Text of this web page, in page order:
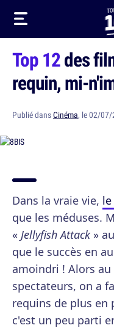
Top 12des
requin, mi-
Publié dansCinéma, le 02/
Dans la vraie vie,
que les méduses.
« Jellyfish Attack »
que le succès en
amoindri ! Alors
spectateurs, on a
requins de plus en
c'est un peu parti